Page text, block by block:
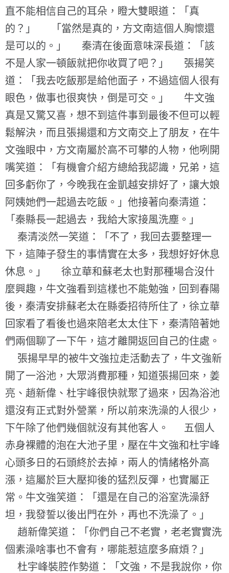
直不能相信自己的耳朵，瞪大雙眼道：「真
的？」 「當然是真的，方文南這個人胸懷還
是可以的。」 秦清在後面意味深長道：「該
不是人家一頓飯就把你收買了吧？」 張揚笑
道：「我去吃飯那是給他面子，不過這個人很有
眼色，做事也很爽快，倒是可交。」 牛文強
真是又驚又喜，想不到這件事到最後不但可以輕
鬆解決，而且張揚還和方文南交上了朋友，在牛
文強眼中，方文南屬於高不可攀的人物，他咧開
嘴笑道：「有機會介紹方總給我認識，兄弟，這
回多虧你了，今晚我在金凱越安排好了，讓大娘
阿姨她們一起過去吃飯。」他接著向秦清道：
「秦縣長一起過去，我給大家接風洗塵。」
秦清淡然一笑道：「不了，我回去要整理一
下，這陣子發生的事情實在太多，我想好好休息
休息。」 徐立華和蘇老太也對那種場合沒什
麼興趣，牛文強看到這樣也不能勉強，回到春陽
後，秦清安排蘇老太在縣委招待所住了，徐立華
回家看了看後也過來陪老太太住下，秦清陪著她
們兩個聊了一下午，這才離開返回自己的住處。
張揚早早的被牛文強拉走活動去了，牛文強新
開了一浴池，大眾消費那種，知道張揚回來，姜
亮、趙新偉、杜宇峰很快就聚了過來，因為浴池
還沒有正式對外營業，所以前來洗澡的人很少，
下午除了他們幾個就沒有其他客人。 五個人
赤身裸體的泡在大池子里，壓在牛文強和杜宇峰
心頭多日的石頭終於去掉，兩人的情緒格外高
漲，這屬於巨大壓抑後的猛烈反彈，也實屬正
常。牛文強笑道：「還是在自己的浴室洗澡舒
坦，我發誓以後出門在外，再也不洗澡了。」
趙新偉笑道：「你們自己不老實，老老實實洗
個素澡啥事也不會有，哪能惹這麼多麻煩？」
杜宇峰裝腔作勢道：「文強，不是我說你，你